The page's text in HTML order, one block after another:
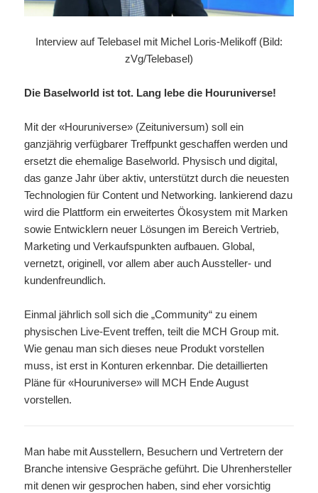
Interview auf Telebasel mit Michel Loris-Melikoff (Bild:
zVg/Telebasel)
Die Baselworld ist tot. Lang lebe die Houruniverse!
Mit der «Houruniverse» (Zeituniversum) soll ein
ganzjährig verfügbarer Treffpunkt geschaffen werden und
ersetzt die ehemalige Baselworld. Physisch und digital,
das ganze Jahr über aktiv, unterstützt durch die neuesten
Technologien für Content und Networking. lankierend dazu
wird die Plattform ein erweitertes Ökosystem mit Marken
sowie Entwicklern neuer Lösungen im Bereich Vertrieb,
Marketing und Verkaufspunkten aufbauen. Global,
vernetzt, originell, vor allem aber auch Aussteller- und
kundenfreundlich.
Einmal jährlich soll sich die „Community“ zu einem
physischen Live-Event treffen, teilt die MCH Group mit.
Wie genau man sich dieses neue Produkt vorstellen
muss, ist erst in Konturen erkennbar. Die detaillierten
Pläne für «Houruniverse» will MCH Ende August
vorstellen.
Man habe mit Ausstellern, Besuchern und Vertretern der
Branche intensive Gespräche geführt. Die Uhrenhersteller
mit denen wir gesprochen haben, sind eher vorsichtig